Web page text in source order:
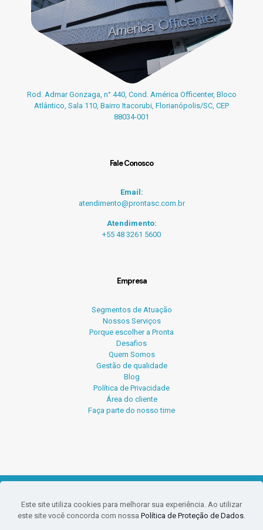
Rod. Admar Gonzaga, n° 440, Cond. América Officenter, Bloco
Atlântico, Sala 110, Bairro Itacorubi, Florianópolis/SC, CEP
88034-001
Fale Conosco
Email:
atendimento@prontasc.com.br
Atendimento:
+55 48 3261 5600
Empresa
Segmentos de Atuação
Nossos Serviços
Porque escolher a Pronta
Desafios
Quem Somos
Gestão de qualidade
Blog
Política de Privacidade
Área do cliente
Faça parte do nosso time
O conteúdo deste site e blog não pode ser reproduzido sem
a prévia autorização da Pronta. PLÁGIO É CRIME.
Este site utiliza cookies para melhorar sua experiência. Ao utilizar
este site você concorda com nossa Política de Proteção de Dados.